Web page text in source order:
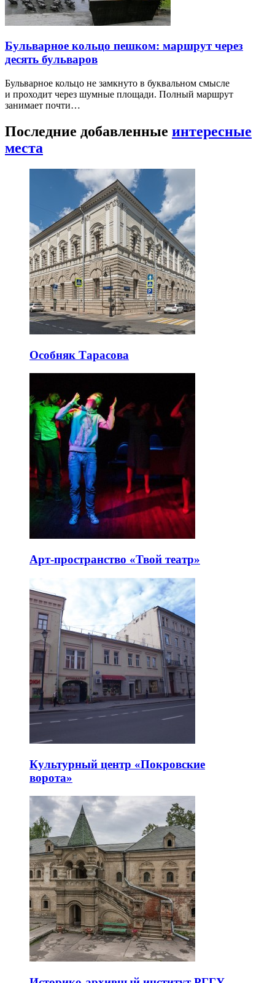
Бульварное кольцо пешком: маршрут через
десять бульваров
Бульварное кольцо не замкнуто в буквальном смысле
и проходит через шумные площади. Полный маршрут
занимает почти…
Последние добавленные интересные
места
Особняк Тарасова
Арт-пространство «Твой театр»
Культурный центр «Покровские
ворота»